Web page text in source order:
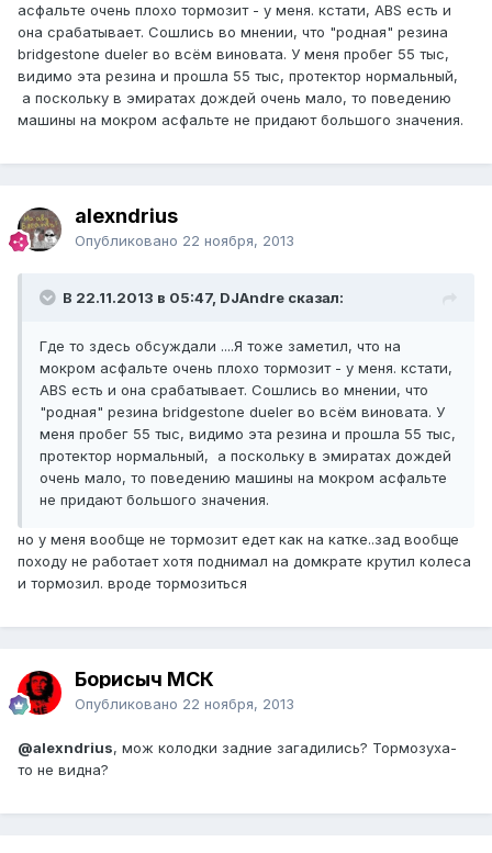
асфальте очень плохо тормозит - у меня. кстати, ABS есть и
она срабатывает. Сошлись во мнении, что "родная" резина
bridgestone dueler во всём виновата. У меня пробег 55 тыс,
видимо эта резина и прошла 55 тыс, протектор нормальный,
а поскольку в эмиратах дождей очень мало, то поведению
машины на мокром асфальте не придают большого значения.
alexndrius
Опубликовано 22 ноября, 2013
В 22.11.2013 в 05:47, DJAndre сказал:
Где то здесь обсуждали ....Я тоже заметил, что на
мокром асфальте очень плохо тормозит - у меня. кстати,
ABS есть и она срабатывает. Сошлись во мнении, что
"родная" резина bridgestone dueler во всём виновата. У
меня пробег 55 тыс, видимо эта резина и прошла 55 тыс,
протектор нормальный, а поскольку в эмиратах дождей
очень мало, то поведению машины на мокром асфальте
не придают большого значения.
но у меня вообще не тормозит едет как на катке..зад вообще
походу не работает хотя поднимал на домкрате крутил колеса
и тормозил. вроде тормозиться
Борисыч МСК
Опубликовано 22 ноября, 2013
@alexndrius, мож колодки задние загадились? Тормозуха-
то не видна?